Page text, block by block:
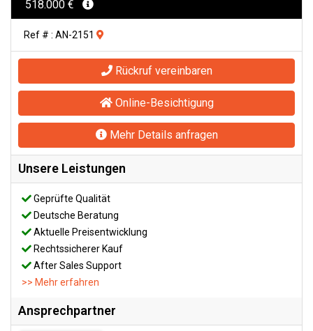
518.000 €
Ref # : AN-2151
Rückruf vereinbaren
Online-Besichtigung
Mehr Details anfragen
Unsere Leistungen
Geprüfte Qualität
Deutsche Beratung
Aktuelle Preisentwicklung
Rechtssicherer Kauf
After Sales Support
>> Mehr erfahren
Ansprechpartner